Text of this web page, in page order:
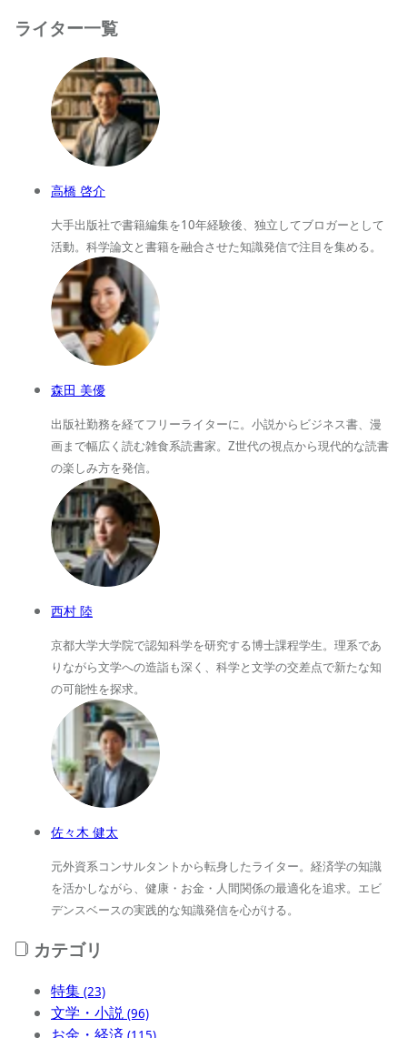
ライター一覧
高橋 啓介
大手出版社で書籍編集を10年経験後、独立してブロガーとして
活動。科学論文と書籍を融合させた知識発信で注目を集める。
森田 美優
出版社勤務を経てフリーライターに。小説からビジネス書、漫
画まで幅広く読む雑食系読書家。Z世代の視点から現代的な読書
の楽しみ方を発信。
西村 陸
京都大学大学院で認知科学を研究する博士課程学生。理系であ
りながら文学への造詣も深く、科学と文学の交差点で新たな知
の可能性を探求。
佐々木 健太
元外資系コンサルタントから転身したライター。経済学の知識
を活かしながら、健康・お金・人間関係の最適化を追求。エビ
デンスベースの実践的な知識発信を心がける。
カテゴリ
特集 (23)
文学・小説 (96)